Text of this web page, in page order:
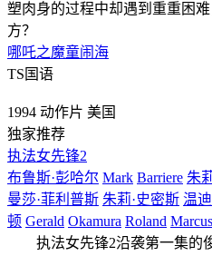
塑肉身的过程中却遇到重重困
方？
哪吒之魔童闹海
TS国语
1994 动作片 美国
独家推荐
执法女先锋2
布鲁斯·彭哈尔 Mark Barriere 朱
曼莎·菲利普斯 朱莉·史密斯 温
顿 Gerald Okamura Roland Marcus
执法女先锋2沿袭第一集的